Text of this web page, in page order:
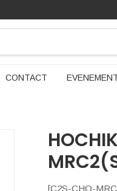
CONTACT
[C2S-CHQ-